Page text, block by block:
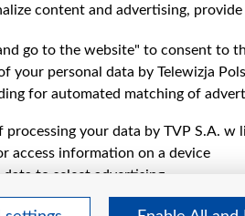
content and advertising,
go to the website" to consent to
your personal data by Telewizja
for automated matching of
processing your data by TVP S.A. w
access information on a device
data to select advertising
for personalised advertising